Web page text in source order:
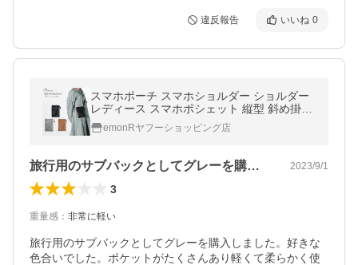
違反報告 いいね 0
スマホポーチ スマホショルダー ショルダー
レディース スマホポシェット 縦型 斜め掛け
大き目 おしゃれ スマホ ポーチ 軽い 軽量 ス
マホポシェット メンズ
emonRヤフーショッピング店
旅行用のサブバックとしてグレーを購入し… 2023/9/1
3
重量感 ： 非常に軽い
旅行用のサブバックとしてグレーを購入しました。好きな
色合いでした。ポケットがたくさんあり軽くて柔らかく使